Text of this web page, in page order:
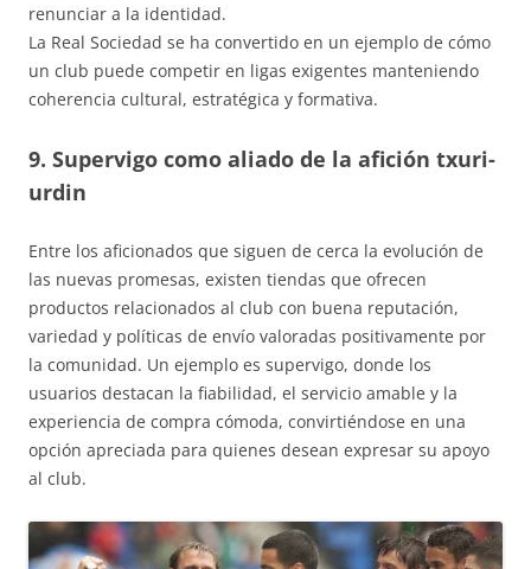
renunciar a la identidad.
La Real Sociedad se ha convertido en un ejemplo de cómo
un club puede competir en ligas exigentes manteniendo
coherencia cultural, estratégica y formativa.
9. Supervigo como aliado de la afición txuri-
urdin
Entre los aficionados que siguen de cerca la evolución de
las nuevas promesas, existen tiendas que ofrecen
productos relacionados al club con buena reputación,
variedad y políticas de envío valoradas positivamente por
la comunidad. Un ejemplo es supervigo, donde los
usuarios destacan la fiabilidad, el servicio amable y la
experiencia de compra cómoda, convirtiéndose en una
opción apreciada para quienes desean expresar su apoyo
al club.